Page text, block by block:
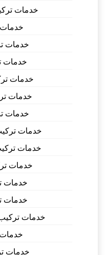
خدمات
خدمات
خدمات
خدمات
خدمات
خدمات
خدمات
خدمات
خدمات
خدمات
خدمات
خدمات
خدمات
خدمات